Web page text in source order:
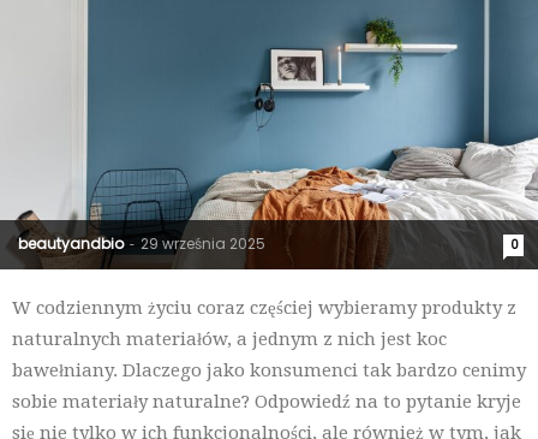
beautyandbio - 29 września 2025 0
W codziennym życiu coraz częściej wybieramy produkty z
naturalnych materiałów, a jednym z nich jest koc
bawełniany. Dlaczego jako konsumenci tak bardzo cenimy
sobie materiały naturalne? Odpowiedź na to pytanie kryje
się nie tylko w ich funkcjonalności, ale również w tym, jak